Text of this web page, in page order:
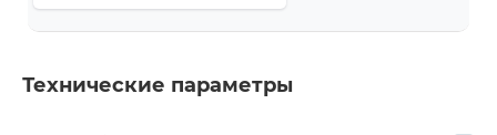
Технические параметры